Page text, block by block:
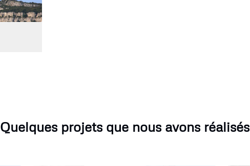
Quelques projets que nous avons réalisés